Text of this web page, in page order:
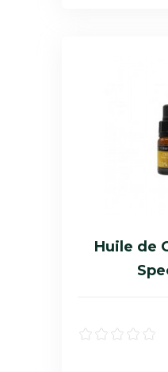
Huile de